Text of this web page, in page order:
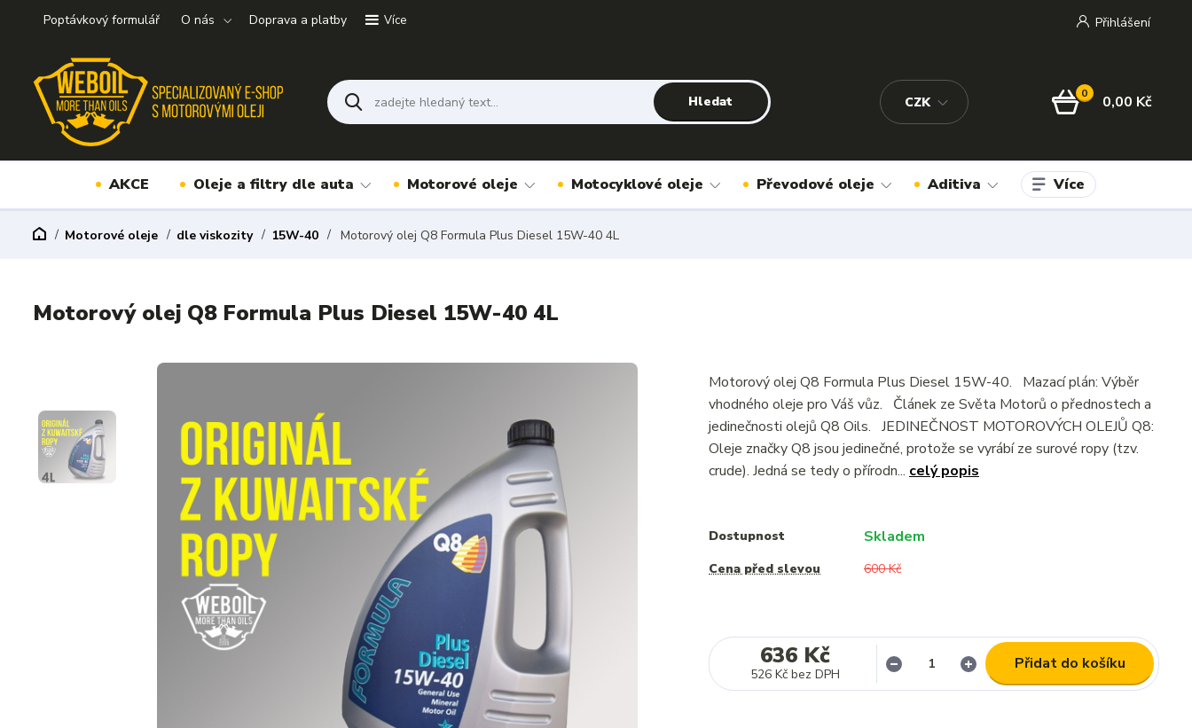
Poptávkový formulář O nás Doprava a platby Více
CZK
Přihlášení
Hledat 0 0,00 Kč
AKCE Oleje a filtry dle auta Motorové oleje Motocyklové oleje Převodové oleje Aditiva Více
Motorové oleje dle viskozity 15W-40 Motorový olej Q8 Formula Plus Diesel 15W-40 4L
Motorový olej Q8 Formula Plus Diesel 15W-40 4L
Motorový olej Q8 Formula Plus Diesel 15W-40. Mazací plán: Výběr
vhodného oleje pro Váš vůz. Článek ze Světa Motorů o přednostech a
jedinečnosti olejů Q8 Oils. JEDINEČNOST MOTOROVÝCH OLEJŮ Q8:
Oleje značky Q8 jsou jedinečné, protože se vyrábí ze surové ropy (tzv.
crude). Jedná se tedy o přírodn... celý popis
Dostupnost Skladem
Cena před slevou 600 Kč
636 Kč
526 Kč bez DPH
Přidat do košíku